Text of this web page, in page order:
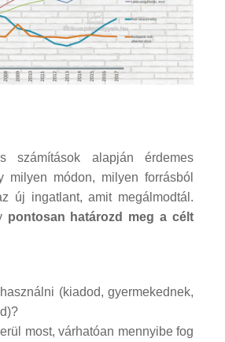
számítások alapján érdemes
milyen módon, milyen forrásból
új ingatlant, amit megálmodtál.
pontosan határozd meg a célt
(kiadod, gyermekednek,
most, várhatóan mennyibe fog